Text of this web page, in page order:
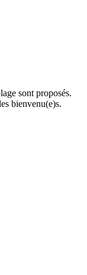
sont proposés.
bienvenu(e)s.